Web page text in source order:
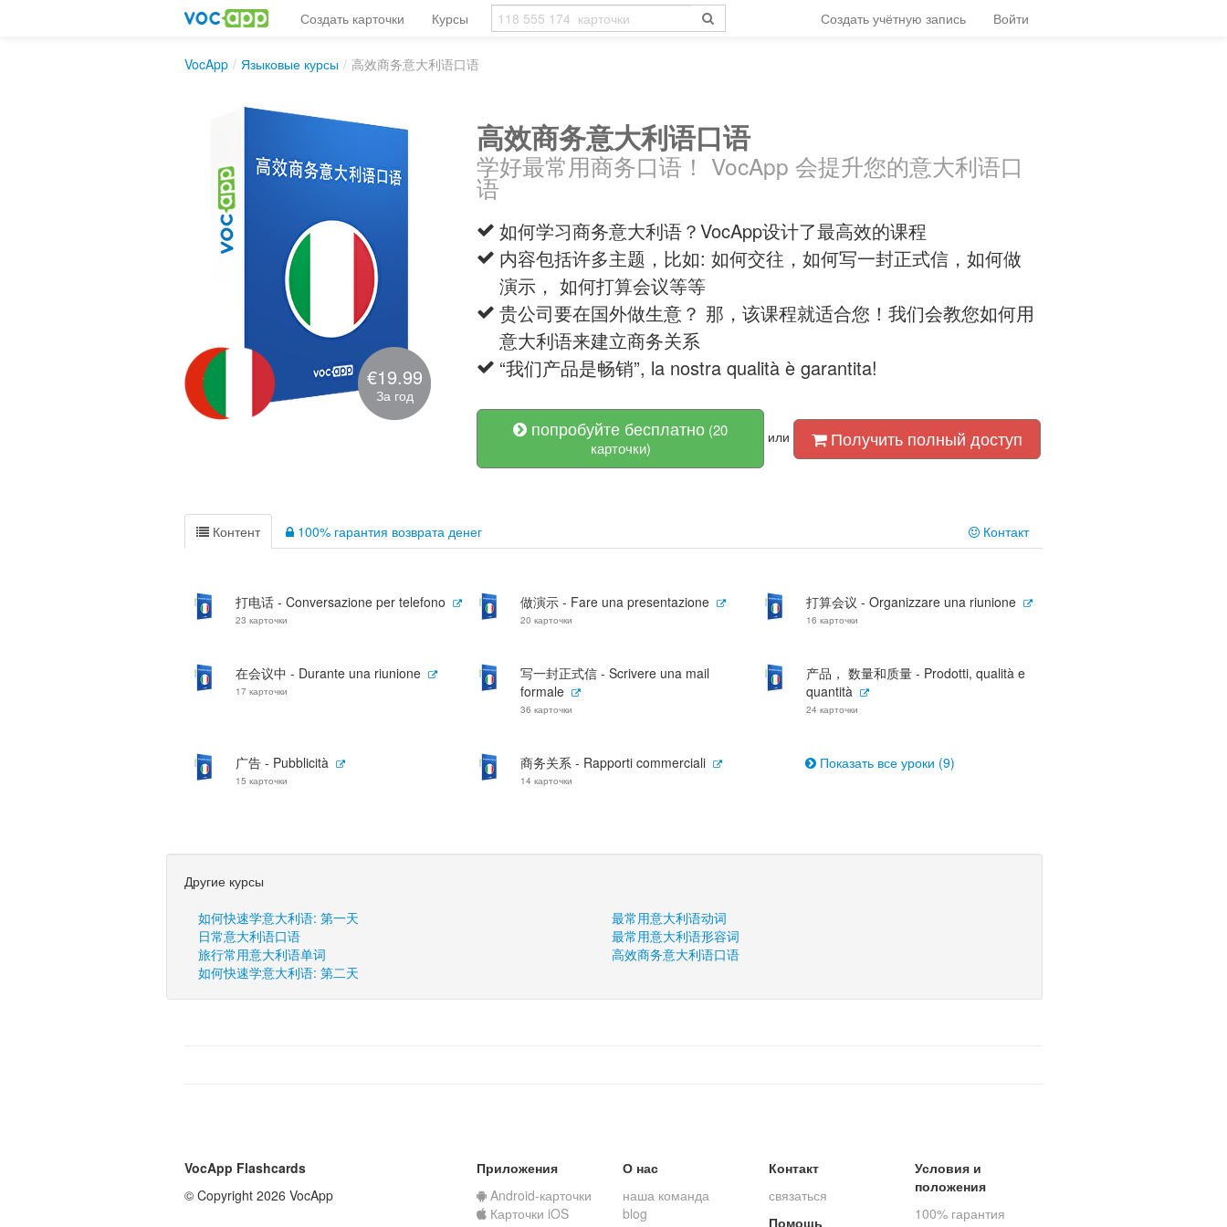
Создать карточки Курсы Создать учётную запись Войти
VocApp / Языковые курсы / 高效商务意大利语口语
€19.99
За год
高效商务意大利语口语
学好最常用商务口语！ VocApp 会提升您的意大利语口
语
如何学习商务意大利语？VocApp设计了最高效的课程
内容包括许多主题，比如: 如何交往，如何写一封正式信，如何做
演示， 如何打算会议等等
贵公司要在国外做生意？ 那，该课程就适合您！我们会教您如何用
意大利语来建立商务关系
“我们产品是畅销”, la nostra qualità è garantita!
попробуйте бесплатно (20
карточки)
или Получить полный доступ
Контент 100% гарантия возврата денег Контакт
打电话 - Conversazione per telefono
23 карточки
做演示 - Fare una presentazione
20 карточки
打算会议 - Organizzare una riunione
16 карточки
在会议中 - Durante una riunione
17 карточки
写一封正式信 - Scrivere una mail
formale
36 карточки
产品， 数量和质量 - Prodotti, qualità e
quantità
24 карточки
广告 - Pubblicità
15 карточки
商务关系 - Rapporti commerciali
14 карточки
Показать все уроки (9)
Другие курсы
如何快速学意大利语: 第一天
最常用意大利语动词
日常意大利语口语
最常用意大利语形容词
旅行常用意大利语单词
高效商务意大利语口语
如何快速学意大利语: 第二天
VocApp Flashcards
© Copyright 2026 VocApp
Приложения
Android-карточки
Карточки iOS
О нас
наша команда
blog
Контакт
связаться
Помощь
Условия и
положения
100% гарантия